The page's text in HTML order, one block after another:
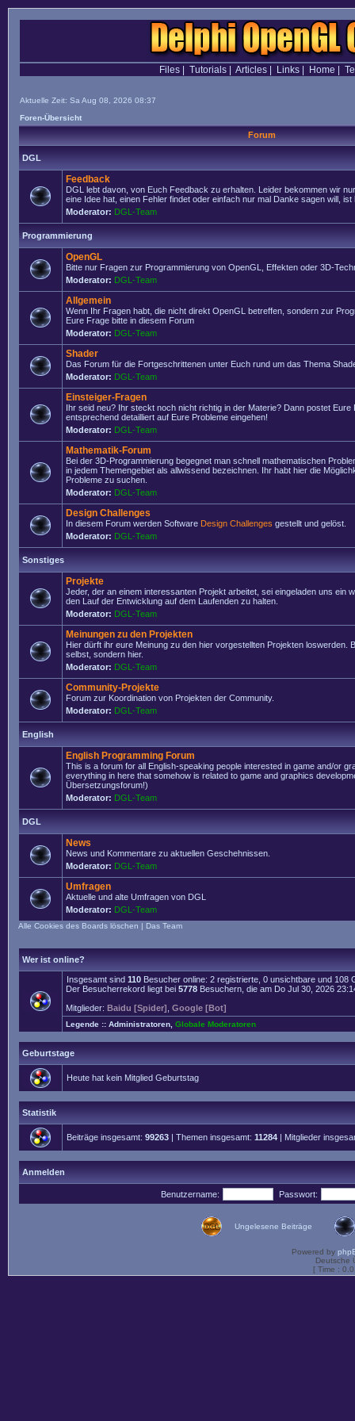
Files| Tutorials| Articles| Links| Home
Aktuelle Zeit: Sa Aug 08, 2026 08:37
Foren-Übersicht
Forum
DGL
Feedback
DGL lebt davon, von Euch Feedback zu erhalten. Leider bekommen wir
eine Idee hat, einen Fehler findet oder einfach nur mal Danke sagen will, ist
Moderator: DGL-Team
Programmierung
OpenGL
Bitte nur Fragen zur Programmierung von OpenGL, Effekten oder 3D-
Moderator: DGL-Team
Allgemein
Wenn Ihr Fragen habt, die nicht direkt OpenGL betreffen, sondern zur
Eure Frage bitte in diesem Forum
Moderator: DGL-Team
Shader
Das Forum für die Fortgeschrittenen unter Euch rund um das Thema
Moderator: DGL-Team
Einsteiger-Fragen
Ihr seid neu? Ihr steckt noch nicht richtig in der Materie? Dann postet Eure
entsprechend detailliert auf Eure Probleme eingehen!
Moderator: DGL-Team
Mathematik-Forum
Bei der 3D-Programmierung begegnet man schnell mathematischen
in jedem Themengebiet als allwissend bezeichnen. Ihr habt hier die
Probleme zu suchen.
Moderator: DGL-Team
Design Challenges
In diesem Forum werden Software Design Challenges gestellt und gelöst.
Moderator: DGL-Team
Sonstiges
Projekte
Jeder, der an einem interessanten Projekt arbeitet, sei eingeladen uns ein
den Lauf der Entwicklung auf dem Laufenden zu halten.
Moderator: DGL-Team
Meinungen zu den Projekten
Hier dürft ihr eure Meinung zu den hier vorgestellten Projekten loswerden.
selbst, sondern hier.
Moderator: DGL-Team
Community-Projekte
Forum zur Koordination von Projekten der Community.
Moderator: DGL-Team
English
English Programming Forum
This is a forum for all English-speaking people interested in game and/or
everything in here that somehow is related to game and graphics
Übersetzungsforum!)
Moderator: DGL-Team
DGL
News
News und Kommentare zu aktuellen Geschehnissen.
Moderator: DGL-Team
Umfragen
Aktuelle und alte Umfragen von DGL
Moderator: DGL-Team
Alle Cookies des Boards löschen | Das Team
Wer ist online?
Insgesamt sind 110 Besucher online: 2 registrierte, 0 unsichtbare und
Der Besucherrekord liegt bei 5778 Besuchern, die am Do Jul 30, 2026
Mitglieder: Baidu [Spider] Google [Bot]
Legende :: Administratoren Globale Moderatoren
Geburtstage
Heute hat kein Mitglied Geburtstag
Statistik
Beiträge insgesamt: 99263 | Themen insgesamt: 11284 | Mitglieder
Anmelden
Benutzername: Passwort:
Ungelesene Beiträge
Powered by
Deutsche
[ Time :